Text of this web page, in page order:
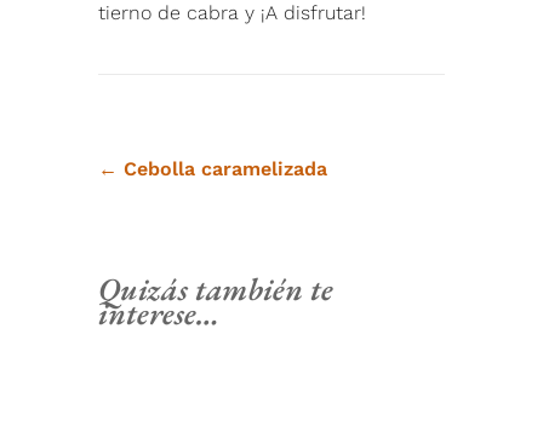
tierno de cabra y ¡A disfrutar!⁠
← Cebolla caramelizada
Quizás también te
interese…